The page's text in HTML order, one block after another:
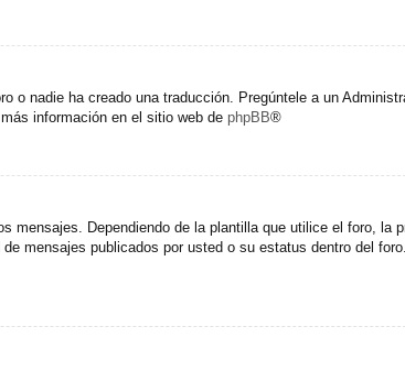
nadie ha creado una traducción. Pregúntele a un
información en el sitio web de phpBB®
mensajes. Dependiendo de la plantilla que utilice el foro, la
mensajes publicados por usted o su estatus dentro del